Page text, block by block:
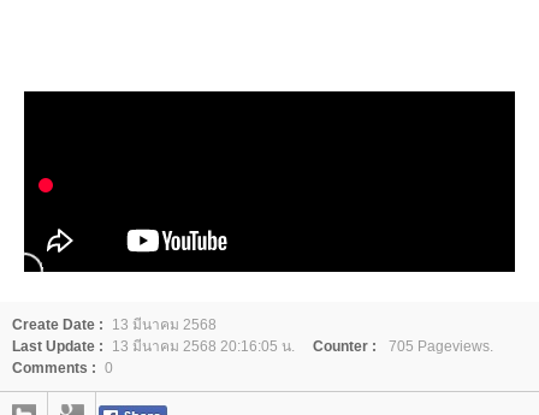
Create Date :
13 มีนาคม 2568
Last Update :
13 มีนาคม 2568 20:16:05 น. Counter :
705 Pageviews.
Comments : 0